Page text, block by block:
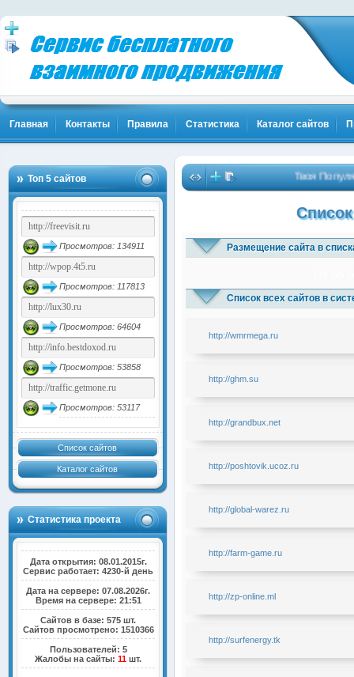
Главная Контакты Правила Статистика Каталог сайтов
Топ 5 сайтов
Просмотров: 134911
Просмотров: 117813
Просмотров: 64604
Просмотров: 53858
Просмотров: 53117
Список сайтов
Каталог сайтов
Статистика проекта
Дата открытия: 08.01.2015г.
Сервис работает: 4230-й день
Дата на сервере: 07.08.2026г.
Время на сервере: 21:51
Сайтов в базе: 575 шт.
Сайтов просмотрено: 1510366
Пользователей: 5
Жалобы на сайты:11 шт.
Твоя
Размещение сайта в
Список всех сайтов в
http://wmrmega.ru
http://ghm.su
http://grandbux.net
http://poshtovik.ucoz.ru
http://global-warez.ru
http://farm-game.ru
http://zp-online.ml
http://surfenergy.tk